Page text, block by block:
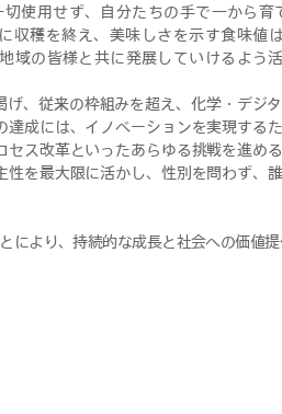
使用せず、自分たちの手で一から育
収穫を終え、美味しさを示す食味値
の皆様と共に発展していけるよう
、従来の枠組みを超え、化学・デジ
成には、イノベーションを実現する
ス改革といったあらゆる挑戦を進め
を最大限に活かし、性別を問わず、
より、持続的な成長と社会への価値提